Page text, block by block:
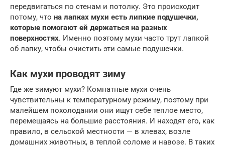
передвигаться по стенам и потолку. Это происходит
потому, что на лапках мухи есть липкие подушечки,
которые помогают ей держаться на разных
поверхностях. Именно поэтому мухи часто трут лапкой
об лапку, чтобы очистить эти самые подушечки.
Как мухи проводят зиму
Где же зимуют мухи? Комнатные мухи очень
чувствительны к температурному режиму, поэтому при
малейшем похолодании они ищут себе теплое место,
перемещаясь на большие расстояния. И находят его, как
правило, в сельской местности — в хлевах, возле
домашних животных, в теплой соломе и навозе. В таких